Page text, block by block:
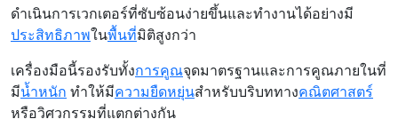
ดำเนินการเวกเตอร์ที่ซับซ้อนง่ายขึ้นและทำงานได้อย่างมี
ประสิทธิภาพในพื้นที่มิติสูงกว่า
เครื่องมือนี้รองรับทั้งการคูณจุดมาตรฐานและการคูณภายในที่
มีน้ำหนัก ทำให้มีความยืดหยุ่นสำหรับบริบททางคณิตศาสตร์
หรือวิศวกรรมที่แตกต่างกัน